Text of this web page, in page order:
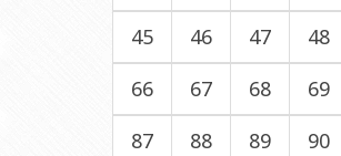
45
46 47 48
66
67 68 69
87
88 89 90